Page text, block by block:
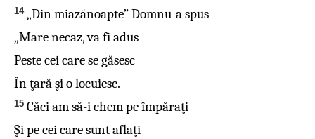
14 „Din miazănoapte” Domnu-a spus
„Mare necaz, va fi adus
Peste cei care se găsesc
În ţară şi o locuiesc.
15 Căci am să-i chem pe împăraţi
Şi pe cei care sunt aflaţi